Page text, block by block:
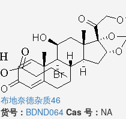
布地奈德杂质46
货号： BDND064 Cas 号： NA